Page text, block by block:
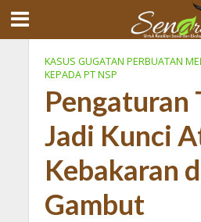
KASUS GUGATAN PERBUATAN
KEPADA PT NSP
Pengaturan
Jadi Kunci
Kebakaran
Gambut